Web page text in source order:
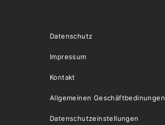
Datenschutz
Impressum
Kontakt
Allgemeinen Geschäftbedinungen
Datenschutzeinstellungen